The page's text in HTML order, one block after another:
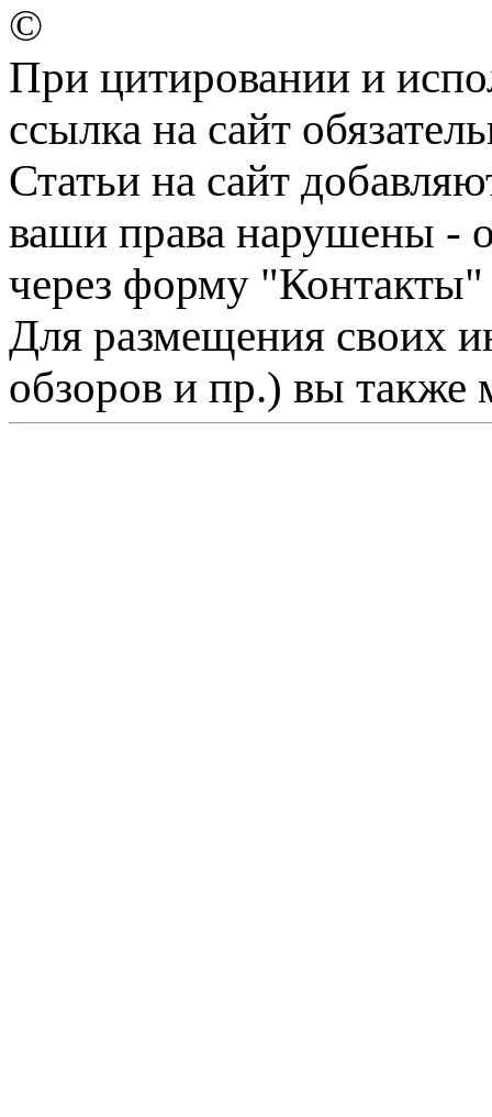
©
При цитировании и
ссылка на сайт
Статьи на сайт
ваши права нарушены -
через форму "Контакты"
Для размещения своих
обзоров и пр.) вы также